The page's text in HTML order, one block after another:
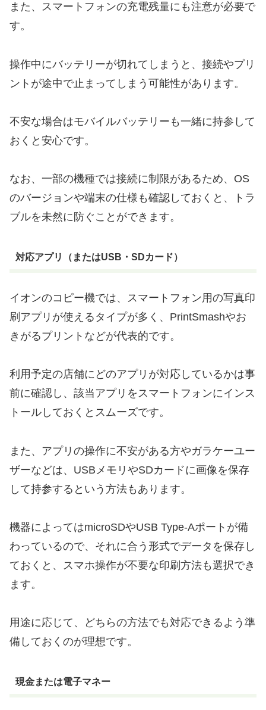
また、スマートフォンの充電残量にも注意が必要で
す。
操作中にバッテリーが切れてしまうと、接続やプリ
ントが途中で止まってしまう可能性があります。
不安な場合はモバイルバッテリーも一緒に持参して
おくと安心です。
なお、一部の機種では接続に制限があるため、OS
のバージョンや端末の仕様も確認しておくと、トラ
ブルを未然に防ぐことができます。
対応アプリ（またはUSB・SDカード）
イオンのコピー機では、スマートフォン用の写真印
刷アプリが使えるタイプが多く、PrintSmashやお
きがるプリントなどが代表的です。
利用予定の店舗にどのアプリが対応しているかは事
前に確認し、該当アプリをスマートフォンにインス
トールしておくとスムーズです。
また、アプリの操作に不安がある方やガラケーユー
ザーなどは、USBメモリやSDカードに画像を保存
して持参するという方法もあります。
機器によってはmicroSDやUSB Type-Aポートが備
わっているので、それに合う形式でデータを保存し
ておくと、スマホ操作が不要な印刷方法も選択でき
ます。
用途に応じて、どちらの方法でも対応できるよう準
備しておくのが理想です。
現金または電子マネー